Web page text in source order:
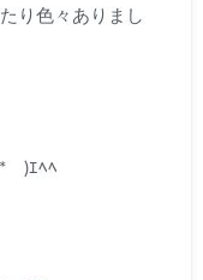
り色々ありまし
)ｴﾍﾍ